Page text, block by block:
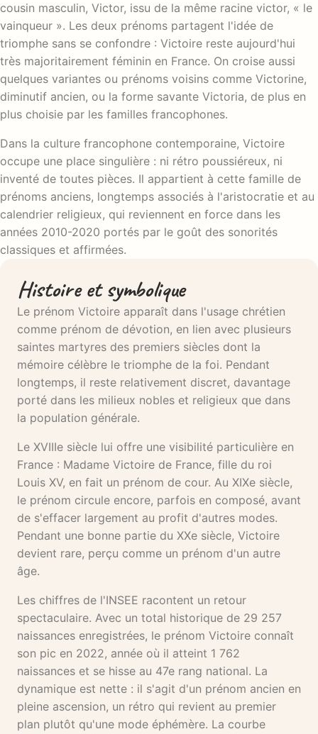
cousin masculin, Victor, issu de la même racine victor, « le
vainqueur ». Les deux prénoms partagent l'idée de
triomphe sans se confondre : Victoire reste aujourd'hui
très majoritairement féminin en France. On croise aussi
quelques variantes ou prénoms voisins comme Victorine,
diminutif ancien, ou la forme savante Victoria, de plus en
plus choisie par les familles francophones.
Dans la culture francophone contemporaine, Victoire
occupe une place singulière : ni rétro poussiéreux, ni
inventé de toutes pièces. Il appartient à cette famille de
prénoms anciens, longtemps associés à l'aristocratie et au
calendrier religieux, qui reviennent en force dans les
années 2010-2020 portés par le goût des sonorités
classiques et affirmées.
Histoire et symbolique
Le prénom Victoire apparaît dans l'usage chrétien
comme prénom de dévotion, en lien avec plusieurs
saintes martyres des premiers siècles dont la
mémoire célèbre le triomphe de la foi. Pendant
longtemps, il reste relativement discret, davantage
porté dans les milieux nobles et religieux que dans
la population générale.
Le XVIIIe siècle lui offre une visibilité particulière en
France : Madame Victoire de France, fille du roi
Louis XV, en fait un prénom de cour. Au XIXe siècle,
le prénom circule encore, parfois en composé, avant
de s'effacer largement au profit d'autres modes.
Pendant une bonne partie du XXe siècle, Victoire
devient rare, perçu comme un prénom d'un autre
âge.
Les chiffres de l'INSEE racontent un retour
spectaculaire. Avec un total historique de 29 257
naissances enregistrées, le prénom Victoire connaît
son pic en 2022, année où il atteint 1 762
naissances et se hisse au 47e rang national. La
dynamique est nette : il s'agit d'un prénom ancien en
pleine ascension, un rétro qui revient au premier
plan plutôt qu'une mode éphémère. La courbe